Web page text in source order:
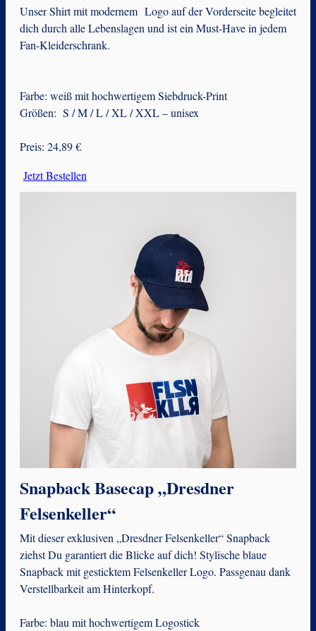
Unser Shirt mit modernem Logo auf der Vorderseite begleitet
dich durch alle Lebenslagen und ist ein Must-Have in jedem
Fan-Kleiderschrank.
Farbe: weiß mit hochwertigem Siebdruck-Print
Größen: S / M / L / XL / XXL – unisex
Preis: 24,89 €
Jetzt Bestellen
Snapback Basecap „Dresdner
Felsenkeller“
Mit dieser exklusiven „Dresdner Felsenkeller“ Snapback
ziehst Du garantiert die Blicke auf dich! Stylische blaue
Snapback mit gesticktem Felsenkeller Logo. Passgenau dank
Verstellbarkeit am Hinterkopf.
Farbe: blau mit hochwertigem Logostick